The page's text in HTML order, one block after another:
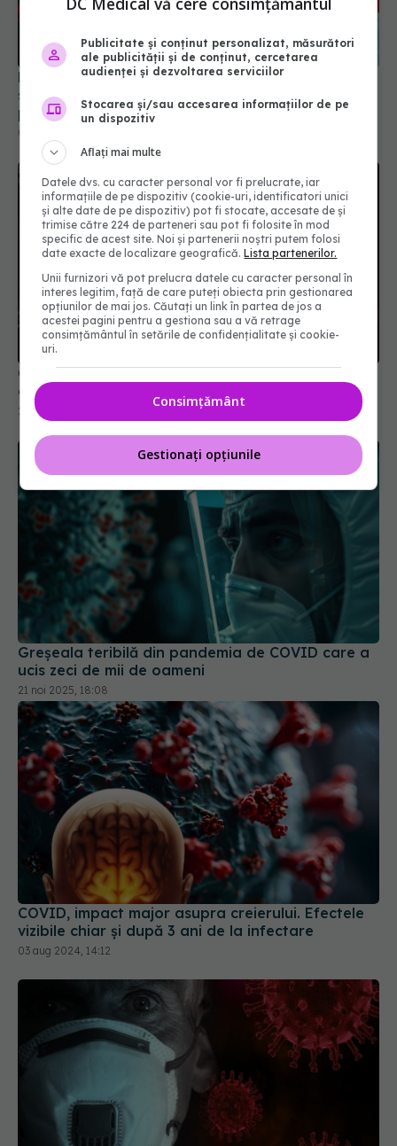
Noua tulpină COVID determină creșteri ale
spitalizărilor. Se recomandă vaccinarea și
purtarea măștii
06 iun 2025, 16:44
Ce este varianta COVID "Cicada" și de ce se tem
experții
29 mar 2026, 10:32
Greșeala teribilă din pandemia de COVID care a
ucis zeci de mii de oameni
21 noi 2025, 18:08
COVID, impact major asupra creierului. Efectele
vizibile chiar și după 3 ani de la infectare
03 aug 2024, 14:12
Publicitate și conținut personalizat, măsurători
ale publicității și de conținut, cercetarea
audienței și dezvoltarea serviciilor
Stocarea și/sau accesarea informațiilor de pe
un dispozitiv
Aflați mai multe
Datele dvs. cu caracter personal vor fi prelucrate, iar
informațiile de pe dispozitiv (cookie-uri, identificatori unici
și alte date de pe dispozitiv) pot fi stocate, accesate de și
trimise către 224 de parteneri sau pot fi folosite în mod
specific de acest site. Noi și partenerii noștri putem folosi
date exacte de localizare geografică.Lista partenerilor.
Unii furnizori vă pot prelucra datele cu caracter personal în
interes legitim, față de care puteți obiecta prin gestionarea
opțiunilor de mai jos. Căutați un link în partea de jos a
acestei pagini pentru a gestiona sau a vă retrage
consimțământul în setările de confidențialitate și cookie-
uri.
Consimțământ
Gestionați opțiunile